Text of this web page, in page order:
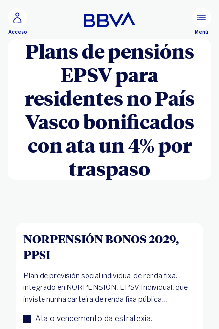
Acceso Menú
Plans de pensións
EPSV para
residentes no País
Vasco bonificados
con ata un 4% por
traspaso
NORPENSIÓN BONOS 2029,
PPSI
Plan de previsión social individual de renda fixa,
integrado en NORPENSIÓN, EPSV Individual, que
inviste nunha carteira de renda fixa pública...
Ata o vencemento da estratexia.